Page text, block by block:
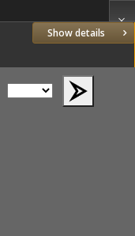
Show details